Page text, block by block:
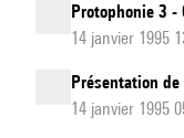
Protophonie 3 -
14 janvier 1995
Présentation de
14 janvier 1995